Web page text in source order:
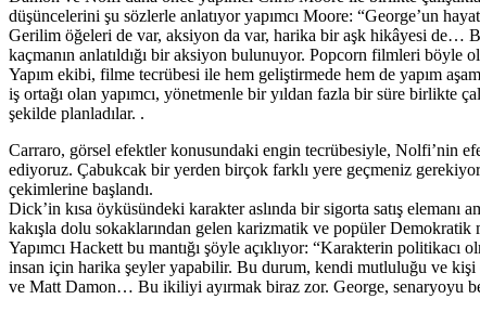
düşüncelerini şu sözlerle anlatıyor yapımcı Moore: “George’un
Gerilim öğeleri de var, aksiyon da var, harika bir aşk hikâyesi de…
kaçmanın anlatıldığı bir aksiyon bulunuyor. Popcorn filmleri böyle
Yapım ekibi, filme tecrübesi ile hem geliştirmede hem de yapım
iş ortağı olan yapımcı, yönetmenle bir yıldan fazla bir süre birlikte
şekilde planladılar. .
Carraro, görsel efektler konusundaki engin tecrübesiyle, Nolfi’nin
ediyoruz. Çabukcak bir yerden birçok farklı yere geçmeniz
çekimlerine başlandı.
Dick’in kısa öyküsündeki karakter aslında bir sigorta satış
kakışla dolu sokaklarından gelen karizmatik ve popüler
Yapımcı Hackett bu mantığı şöyle açıklıyor: “Karakterin politikacı
insan için harika şeyler yapabilir. Bu durum, kendi mutluluğu ve
ve Matt Damon… Bu ikiliyi ayırmak biraz zor. George, senaryoyu